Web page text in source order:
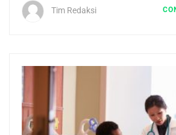
Tim Redaksi